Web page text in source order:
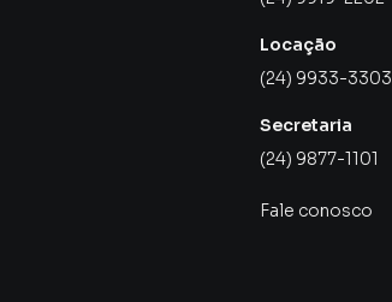
Locação
(24) 9933-3303
Secretaria
(24) 9877-1101
Fale conosco